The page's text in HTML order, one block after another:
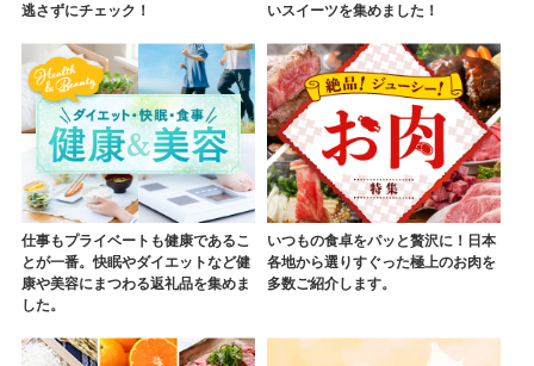
逃さずにチェック！
いスイーツを集めました！
仕事もプライベートも健康であるこ
とが一番。快眠やダイエットなど健
康や美容にまつわる返礼品を集めま
した。
いつもの食卓をパッと贅沢に！日本
各地から選りすぐった極上のお肉を
多数ご紹介します。